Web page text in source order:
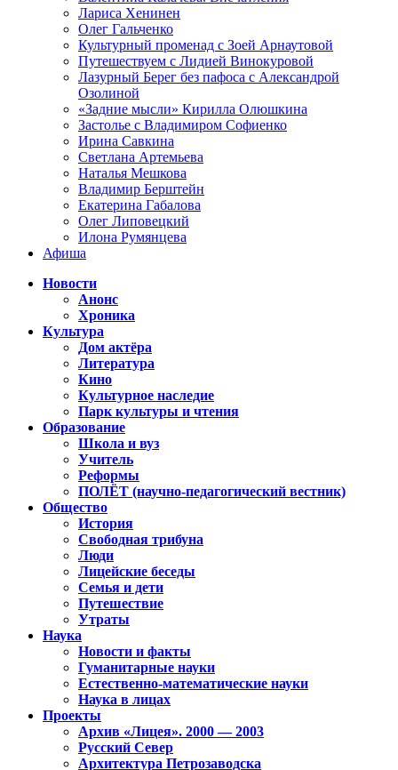
Лариса Хенинен
Олег Гальченко
Культурный променад с Зоей Арнаутовой
Путешествуем с Лидией Винокуровой
Лазурный Берег без пафоса с Александрой
Озолиной
«Задние мысли» Кирилла Олюшкина
Застолье с Владимиром Софиенко
Ирина Савкина
Светлана Артемьева
Наталья Мешкова
Владимир Берштейн
Екатерина Габалова
Олег Липовецкий
Илона Румянцева
Афиша
Новости
Анонс
Хроника
Культура
Дом актёра
Литература
Кино
Культурное наследие
Парк культуры и чтения
Образование
Школа и вуз
Учитель
Реформы
ПОЛЁТ (научно-педагогический вестник)
Общество
История
Свободная трибуна
Люди
Лицейские беседы
Семья и дети
Путешествие
Утраты
Наука
Новости и факты
Гуманитарные науки
Естественно-математические науки
Наука в лицах
Проекты
Архив «Лицея». 2000 — 2003
Русский Север
Архитектура Петрозаводска